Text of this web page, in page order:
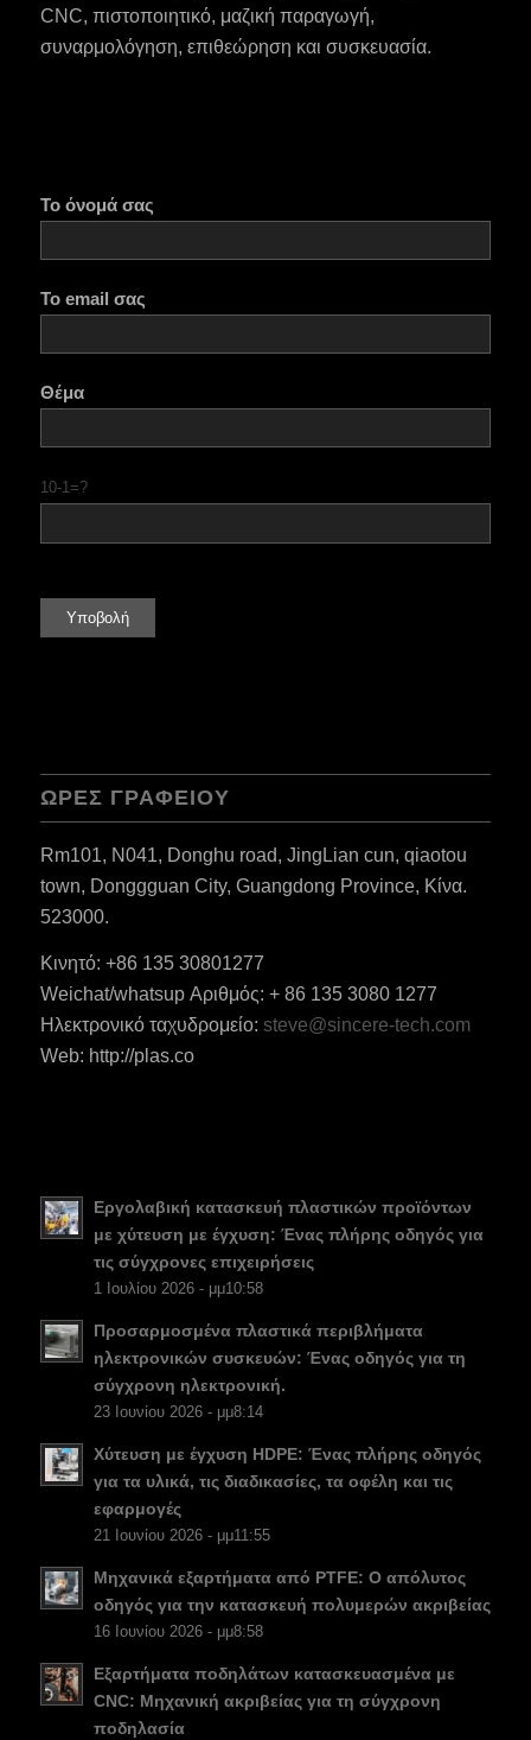
CNC, πιστοποιητικό, μαζική παραγωγή,
συναρμολόγηση, επιθεώρηση και συσκευασία.
Το όνομά σας
Το email σας
Θέμα
10-1=?
ΏΡΕΣ ΓΡΑΦΕΊΟΥ
Rm101, N041, Donghu road, JingLian cun, qiaotou
town, Donggguan City, Guangdong Province, Κίνα.
523000.
Κινητό: +86 135 30801277
Weichat/whatsup Αριθμός: + 86 135 3080 1277
Ηλεκτρονικό ταχυδρομείο: steve@sincere-tech.com
Web: http://plas.co
Εργολαβική κατασκευή πλαστικών προϊόντων
με χύτευση με έγχυση: Ένας πλήρης οδηγός για
τις σύγχρονες επιχειρήσεις
1 Ιουλίου 2026 - μμ10:58
Προσαρμοσμένα πλαστικά περιβλήματα
ηλεκτρονικών συσκευών: Ένας οδηγός για τη
σύγχρονη ηλεκτρονική.
23 Ιουνίου 2026 - μμ8:14
Χύτευση με έγχυση HDPE: Ένας πλήρης οδηγός
για τα υλικά, τις διαδικασίες, τα οφέλη και τις
εφαρμογές
21 Ιουνίου 2026 - μμ11:55
Μηχανικά εξαρτήματα από PTFE: Ο απόλυτος
οδηγός για την κατασκευή πολυμερών ακριβείας
16 Ιουνίου 2026 - μμ8:58
Εξαρτήματα ποδηλάτων κατασκευασμένα με
CNC: Μηχανική ακριβείας για τη σύγχρονη
ποδηλασία
RU
NL
PL
TR
ES
PT
CS
NB
SV